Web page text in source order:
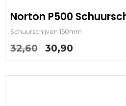
Norton P500
Schuurschijven 150mm
32,60
Oorspronkelijke
prijs
was:
30,90
prijs
is: